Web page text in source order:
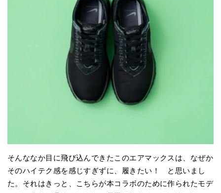
そんななか目に飛び込んできたこのエアマックスは、なぜか
そのハイテク感を感じすぎずに、履きたい！ と思いまし
た。それはきっと、こちらが本コラボのために作られたモデ